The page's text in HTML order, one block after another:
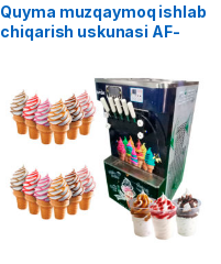
Quyma muzqaymoq ishlab
chiqarish uskunasi AF-